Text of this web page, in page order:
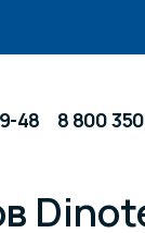
48 8 800